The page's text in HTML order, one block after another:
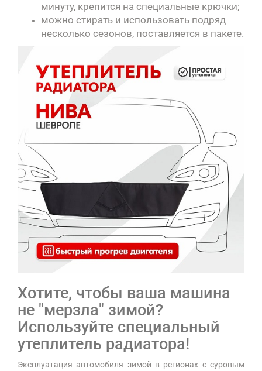
минуту, крепится на специальные крючки;
можно стирать и использовать подряд
несколько сезонов, поставляется в пакете.
Хотите, чтобы ваша машина
не "мерзла" зимой?
Используйте специальный
утеплитель радиатора!
Эксплуатация автомобиля зимой в регионах с суровым